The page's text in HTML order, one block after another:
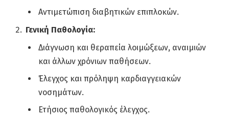
Αντιμετώπιση διαβητικών επιπλοκών.
Γενική Παθολογία:
Διάγνωση και θεραπεία λοιμώξεων, αναιμιών
και άλλων χρόνιων παθήσεων.
Έλεγχος και πρόληψη καρδιαγγειακών
νοσημάτων.
Ετήσιος παθολογικός έλεγχος.